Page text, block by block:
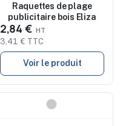
Raquettes de plage
publicitaire bois Eliza
2,84 €
3,41 € TTC
Voir le produit